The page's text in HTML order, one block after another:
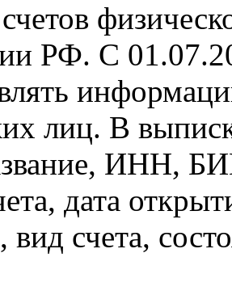
РФ. С
лиц. В
ИНН,
дата
вид счета,